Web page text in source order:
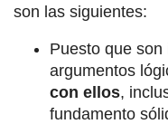
son las siguientes:
Puesto que
argumentos
con ellos,
fundamento